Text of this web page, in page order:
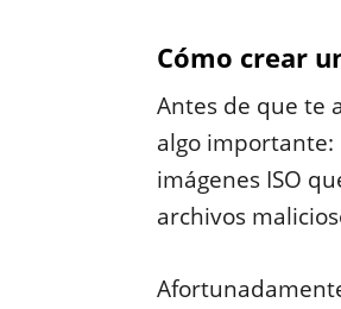
Cómo crear
Antes de que te
algo importante:
imágenes ISO
archivos